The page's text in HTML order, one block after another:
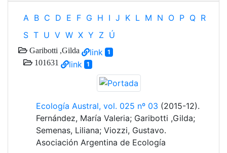
A B C D E F G H I J K L M N O P Q R
S T U V W X Y Z Ú
Garibotti ,Gilda link 1
101631 link 1
Ecología Austral, vol. 025 nº 03 (2015-12).
Fernández, María Valeria; Garibotti ,Gilda;
Semenas, Liliana; Viozzi, Gustavo.
Asociación Argentina de Ecología